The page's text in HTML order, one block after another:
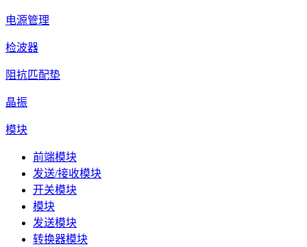
电源管理
检波器
阻抗匹配垫
晶振
模块
前端模块
发送/接收模块
开关模块
模块
发送模块
转换器模块